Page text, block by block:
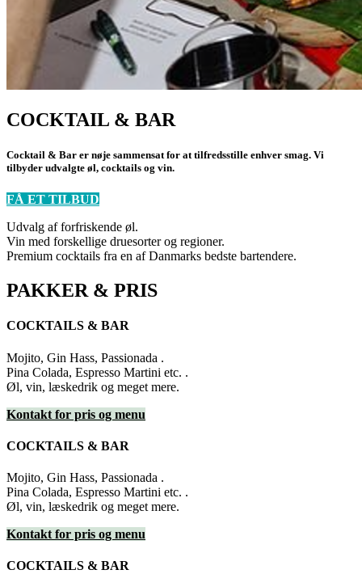
COCKTAIL & BAR
Cocktail & Bar er nøje sammensat for at tilfredsstille enhver smag. Vi
tilbyder udvalgte øl, cocktails og vin.
FÅ ET TILBUD
Udvalg af forfriskende øl.
Vin med forskellige druesorter og regioner.
Premium cocktails fra en af Danmarks bedste bartendere.
PAKKER & PRIS
COCKTAILS & BAR
Mojito, Gin Hass, Passionada .
Pina Colada, Espresso Martini etc. .
Øl, vin, læskedrik og meget mere.
Kontakt for pris og menu
COCKTAILS & BAR
Mojito, Gin Hass, Passionada .
Pina Colada, Espresso Martini etc. .
Øl, vin, læskedrik og meget mere.
Kontakt for pris og menu
COCKTAILS & BAR